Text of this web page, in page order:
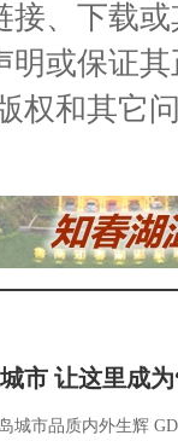
、下载
或保证
权和其它
市 让这里成
城市品质内外生辉